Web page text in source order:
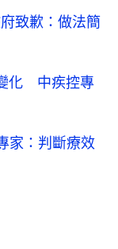
致歉：做法簡
化 中疾控專
家：判斷療效